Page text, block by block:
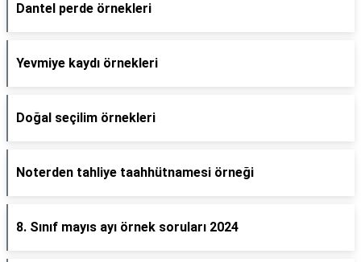
Dantel perde örnekleri
Yevmiye kaydı örnekleri
Doğal seçilim örnekleri
Noterden tahliye taahhütnamesi örneği
8. Sınıf mayıs ayı örnek soruları 2024